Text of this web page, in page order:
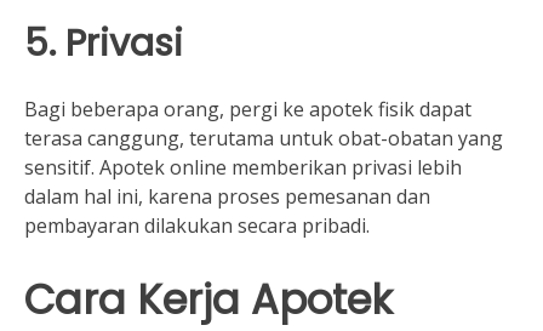
5. Privasi
Bagi beberapa orang, pergi ke apotek fisik dapat
terasa canggung, terutama untuk obat-obatan yang
sensitif. Apotek online memberikan privasi lebih
dalam hal ini, karena proses pemesanan dan
pembayaran dilakukan secara pribadi.
Cara Kerja Apotek